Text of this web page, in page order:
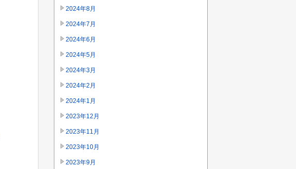
2024年8月
2024年7月
2024年6月
2024年5月
2024年3月
2024年2月
2024年1月
2023年12月
2023年11月
2023年10月
2023年9月